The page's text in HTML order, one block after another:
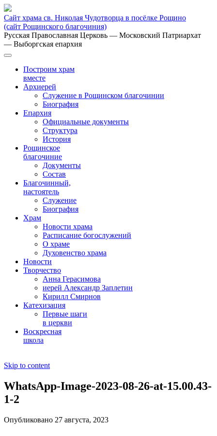
Сайт храма св. Николая Чудотворца в посёлке Рощино
(сайт Рощинского благочиния)
Русская Православная Церковь — Московский Патриархат
— Выборгская епархия
Построим храм
вместе
Архиерей
Служение в Рощинском благочинии
Биография
Епархия
Официальные документы
Структура
История
Рощинское
благочиние
Документы
Состав
Благочинный,
настоятель
Служение
Биография
Храм
Новости храма
Расписание богослужений
О храме
Духовенство храма
Новости
Творчество
Анна Герасимова
иерей Александр Заплетин
Кирилл Смирнов
Катехизация
Первые шаги
в церкви
Воскресная
школа
Skip to content
WhatsApp-Image-2023-08-26-at-15.00.43-
1-2
Опубликовано 27 августа, 2023